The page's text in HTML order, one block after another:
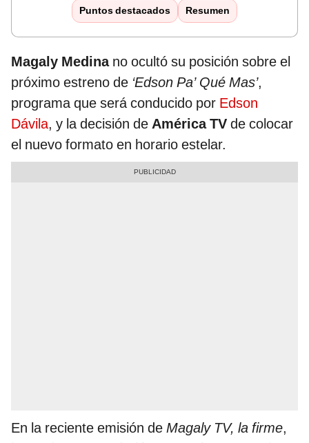
Puntos destacados Resumen
Magaly Medinano ocultó su posición sobre el
próximo estreno de ‘Edson Pa’ Qué Mas’,
programa que será conducido por Edson
Dávila, y la decisión de América TV de colocar
el nuevo formato en horario estelar.
En la reciente emisión de Magaly TV, la firme,